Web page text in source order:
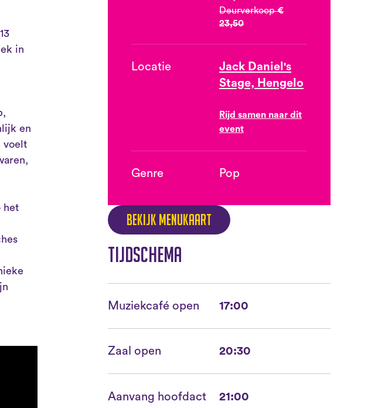
in
en
voelt
het
Deurverkoop€
23,50
Locatie
Jack Daniel's
Stage, Hengelo
Rijd samen naar dit
event
Genre Pop
Bekijk menukaart
Tijdschema
Muziekcafé open 17:00
Zaal open 20:30
Aanvang hoofdact 21:00